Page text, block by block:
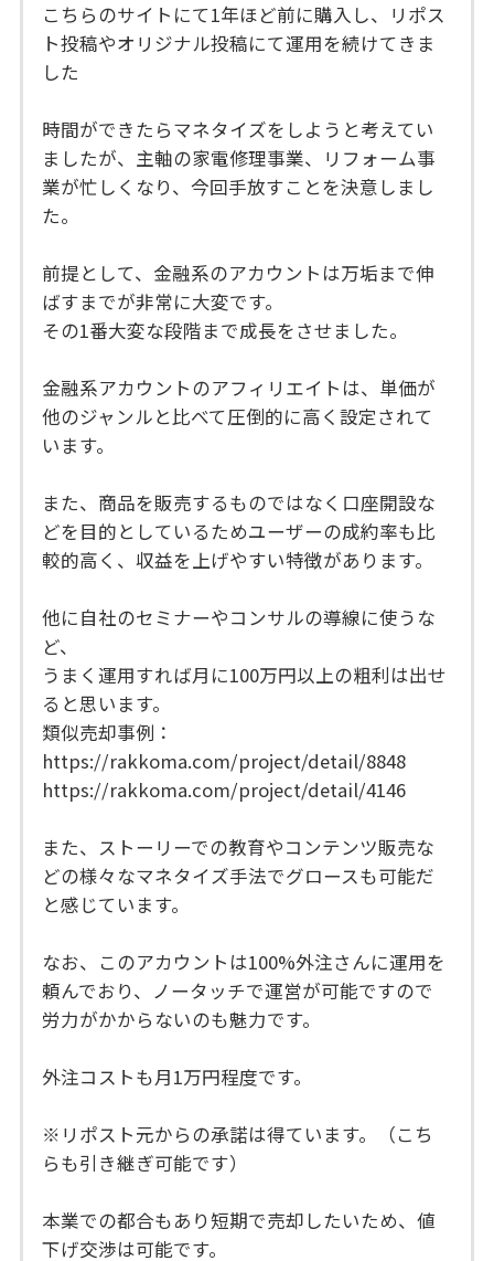
こちらのサイトにて1年ほど前に購入し、リポス
ト投稿やオリジナル投稿にて運用を続けてきま
した
時間ができたらマネタイズをしようと考えてい
ましたが、主軸の家電修理事業、リフォーム事
業が忙しくなり、今回手放すことを決意しまし
た。
前提として、金融系のアカウントは万垢まで伸
ばすまでが非常に大変です。
その1番大変な段階まで成長をさせました。
金融系アカウントのアフィリエイトは、単価が
他のジャンルと比べて圧倒的に高く設定されて
います。
また、商品を販売するものではなく口座開設な
どを目的としているためユーザーの成約率も比
較的高く、収益を上げやすい特徴があります。
他に自社のセミナーやコンサルの導線に使うな
ど、
うまく運用すれば月に100万円以上の粗利は出せ
ると思います。
類似売却事例：
https://rakkoma.com/project/detail/8848
https://rakkoma.com/project/detail/4146
また、ストーリーでの教育やコンテンツ販売な
どの様々なマネタイズ手法でグロースも可能だ
と感じています。
なお、このアカウントは100%外注さんに運用を
頼んでおり、ノータッチで運営が可能ですので
労力がかからないのも魅力です。
外注コストも月1万円程度です。
※リポスト元からの承諾は得ています。（こち
らも引き継ぎ可能です）
本業での都合もあり短期で売却したいため、値
下げ交渉は可能です。